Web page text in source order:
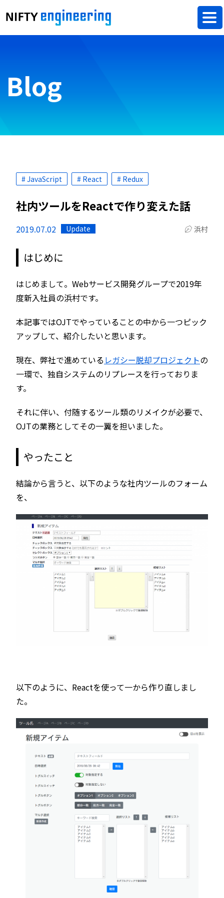
Blog
# JavaScript # React # Redux
社内ツールをReactで作り変えた話
2019.07.02 Update 浜村
はじめに
はじめまして。Webサービス開発グループで2019年
度新入社員の浜村です。
本記事ではOJTでやっていることの中から一つピック
アップして、紹介したいと思います。
現在、弊社で進めている レガシー脱却プロジェクトの
一環で、独自システムのリプレースを行っておりま
す。
それに伴い、付随するツール類のリメイクが必要で、
OJTの業務としてその一翼を担いました。
やったこと
結論から言うと、以下のような社内ツールのフォーム
を、
以下のように、Reactを使って一から作り直しまし
た。